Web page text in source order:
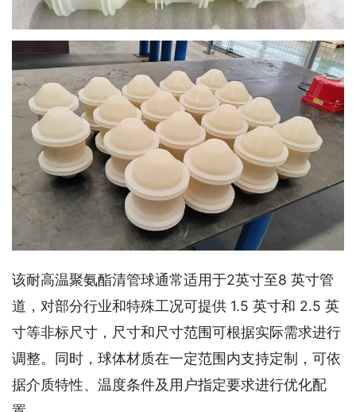
该耐高温聚氨酯清管球通常适用于2英寸至8 英寸管
道，对部分行业和特殊工况可提供 1.5 英寸和 2.5 英
寸等非标尺寸，尺寸和尺寸范围可根据实际需求进行
调整。同时，球体材质在一定范围内支持定制，可依
据介质特性、温度条件及用户指定要求进行优化配